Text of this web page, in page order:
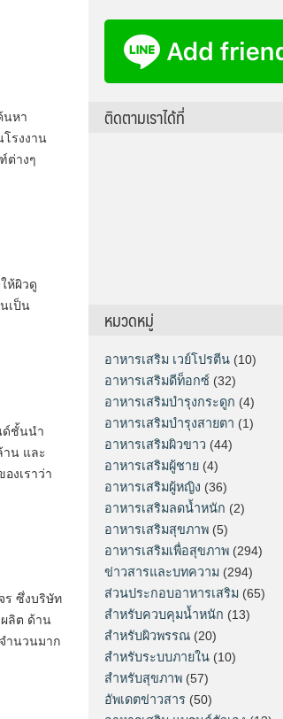
นหา
โรงงาน
ต่างๆ
ห้ผิวดู
เป็น
ด์ชั้นนำ
าน และ
งเราว่า
ร ซึ่งบริษัท
ผลิต ด้าน
ำนวนมาก
ติดตามเราได้ที่
หมวดหมู่
อาหารเสริม เวย์โปรตีน (10)
อาหารเสริมดีท็อกซ์ (32)
อาหารเสริมบำรุงกระดูก (4)
อาหารเสริมบำรุงสายตา (1)
อาหารเสริมผิวขาว (44)
อาหารเสริมผู้ชาย (4)
อาหารเสริมผู้หญิง (36)
อาหารเสริมลดน้ำหนัก (2)
อาหารเสริมสุขภาพ (5)
อาหารเสริมเพื่อสุขภาพ (294)
ข่าวสารและบทความ (294)
ส่วนประกอบอาหารเสริม (65)
สำหรับควบคุมน้ำหนัก (13)
สำหรับผิวพรรณ (20)
สำหรับระบบภายใน (10)
สำหรับสุขภาพ (57)
อัพเดตข่าวสาร (50)